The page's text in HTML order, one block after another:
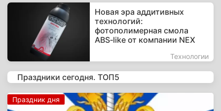
Новая эра аддитивных
технологий:
фотополимерная смола
ABS‑like от компании NEX
Технологии
Праздники сегодня. ТОП5
Праздник дня